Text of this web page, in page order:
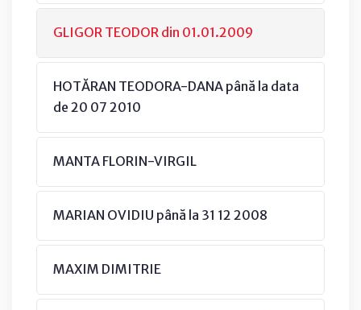
GLIGOR TEODOR din 01.01.2009
HOTĂRAN TEODORA-DANA până la data
de 20 07 2010
MANTA FLORIN-VIRGIL
MARIAN OVIDIU până la 31 12 2008
MAXIM DIMITRIE